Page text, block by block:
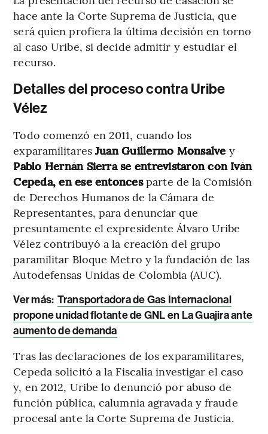
hace ante la Corte Suprema de Justicia, que
será quien profiera la última decisión en torno
al caso Uribe, si decide admitir y estudiar el
recurso.
Detalles del proceso contra Uribe
Vélez
Todo comenzó en 2011, cuando los
exparamilitares Juan Guillermo Monsalve y
Pablo Hernán Sierra se entrevistaron con Iván
Cepeda, en ese entoncesparte de la Comisión
de Derechos Humanos de la Cámara de
Representantes, para denunciar que
presuntamente el expresidente Álvaro Uribe
Vélez contribuyó a la creación del grupo
paramilitar Bloque Metro y la fundación de las
Autodefensas Unidas de Colombia (AUC).
Ver más: Transportadora de Gas Internacional
propone unidad flotante de GNL en La Guajira ante
aumento de demanda
Tras las declaraciones de los exparamilitares,
Cepeda solicitó a la Fiscalía investigar el caso
y, en 2012, Uribe lo denunció por abuso de
función pública, calumnia agravada y fraude
procesal ante la Corte Suprema de Justicia.